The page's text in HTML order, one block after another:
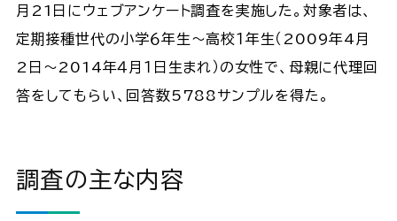
月21日にウェブアンケート調査を実施した。対象者は、
定期接種世代の小学６年生～高校１年生（2009年4月
2日～2014年４月１日生まれ）の女性で、母親に代理回
答をしてもらい、回答数5788サンプルを得た。
調査の主な内容